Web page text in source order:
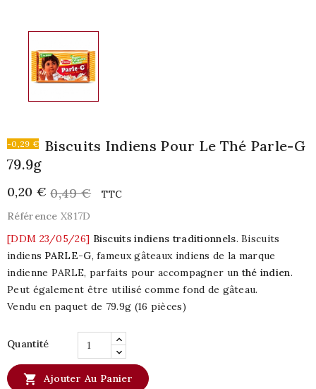
-0,29 € Biscuits Indiens Pour Le Thé Parle-G
79.9g
0,20 € 0,49 € TTC
Référence X817D
[DDM 23/05/26] Biscuits indiens traditionnels. Biscuits
indiens PARLE-G, fameux gâteaux indiens de la marque
indienne PARLE, parfaits pour accompagner un thé indien.
Peut également être utilisé comme fond de gâteau.
Vendu en paquet de 79.9g (16 pièces)
Quantité
 Ajouter Au Panier